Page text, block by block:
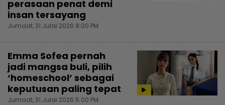
perasaan penat demi
insan tersayang
Jumaat, 31 Julai 2026 8:00 PM
Emma Sofea pernah
jadi mangsa buli, pilih
‘homeschool’ sebagai
keputusan paling tepat
Jumaat, 31 Julai 2026 5:00 PM